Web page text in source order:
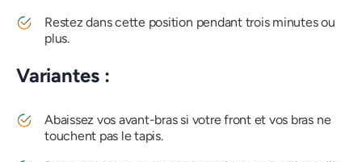
Restez dans cette position pendant trois minutes ou
plus.
Variantes :
Abaissez vos avant-bras si votre front et vos bras ne
touchent pas le tapis.